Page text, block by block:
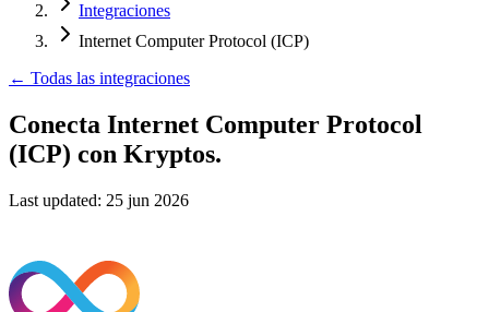
Integraciones
Internet Computer Protocol (ICP)
← Todas las integraciones
Conecta Internet Computer Protocol
(ICP) con Kryptos.
Last updated: 25 jun 2026